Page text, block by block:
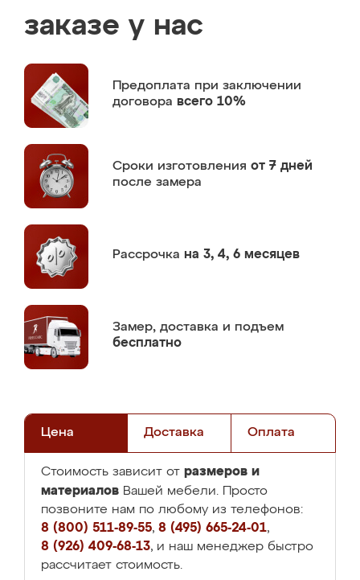
заказе у нас
Предоплата при заключении
договора всего 10%
Сроки изготовления от 7 дней
после замера
Рассрочка на 3, 4, 6 месяцев
Замер, доставка и подъем
бесплатно
Цена Доставка Оплата
Стоимость зависит от размеров и
материалов Вашей мебели. Просто
позвоните нам по любому из телефонов:
8 (800) 511-89-55, 8 (495) 665-24-01,
8 (926) 409-68-13, и наш менеджер быстро
рассчитает стоимость.